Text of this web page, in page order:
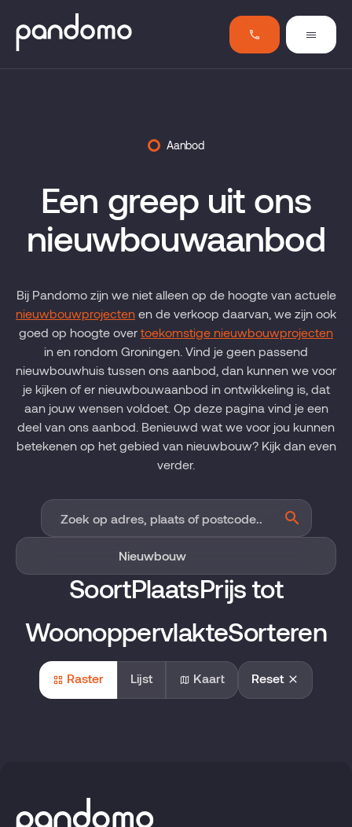
Aanbod
Een greep uit ons
nieuwbouwaanbod
Bij Pandomo zijn we niet alleen op de hoogte van actuele
nieuwbouwprojecten en de verkoop daarvan, we zijn ook
goed op hoogte over toekomstige nieuwbouwprojecten
in en rondom Groningen. Vind je geen passend
nieuwbouwhuis tussen ons aanbod, dan kunnen we voor
je kijken of er nieuwbouwaanbod in ontwikkeling is, dat
aan jouw wensen voldoet. Op deze pagina vind je een
deel van ons aanbod. Benieuwd wat we voor jou kunnen
betekenen op het gebied van nieuwbouw? Kijk dan even
verder.
SoortPlaatsPrijs tot
WoonoppervlakteSorteren
Raster Lijst Kaart Reset